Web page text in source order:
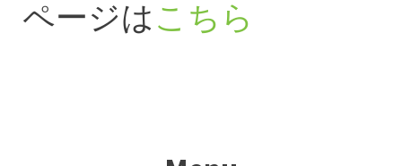
ページはこちら